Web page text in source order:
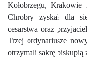
Kołobrzegu, Krakowie
Chrobry zyskał dla
cesarstwa oraz
Trzej ordynariusze
otrzymali sakrę biskupią